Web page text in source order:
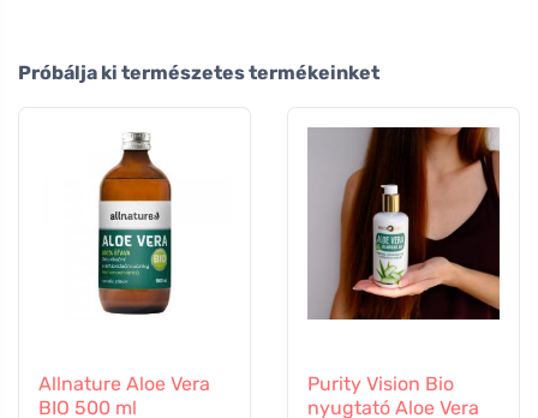
Próbálja ki természetes termékeinket
Allnature Aloe Vera
BIO 500 ml
Purity Vision Bio
nyugtató Aloe Vera